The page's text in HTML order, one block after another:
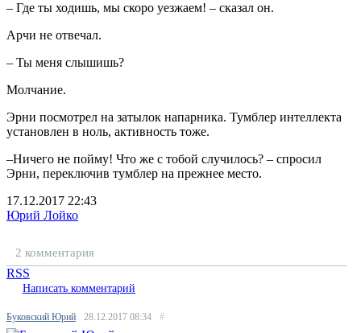
– Где ты ходишь, мы скоро уезжаем! – сказал он.
Арчи не отвечал.
– Ты меня слышишь?
Молчание.
Эрни посмотрел на затылок напарника. Тумблер интеллекта
установлен в ноль, активность тоже.
–Ничего не пойму! Что же с тобой случилось? – спросил
Эрни, переключив тумблер на прежнее место.
17.12.2017 22:43
Юрий Лойко
2 комментария
RSS
Написать комментарий
Буковский Юрий 28.12.2017 08:34 #